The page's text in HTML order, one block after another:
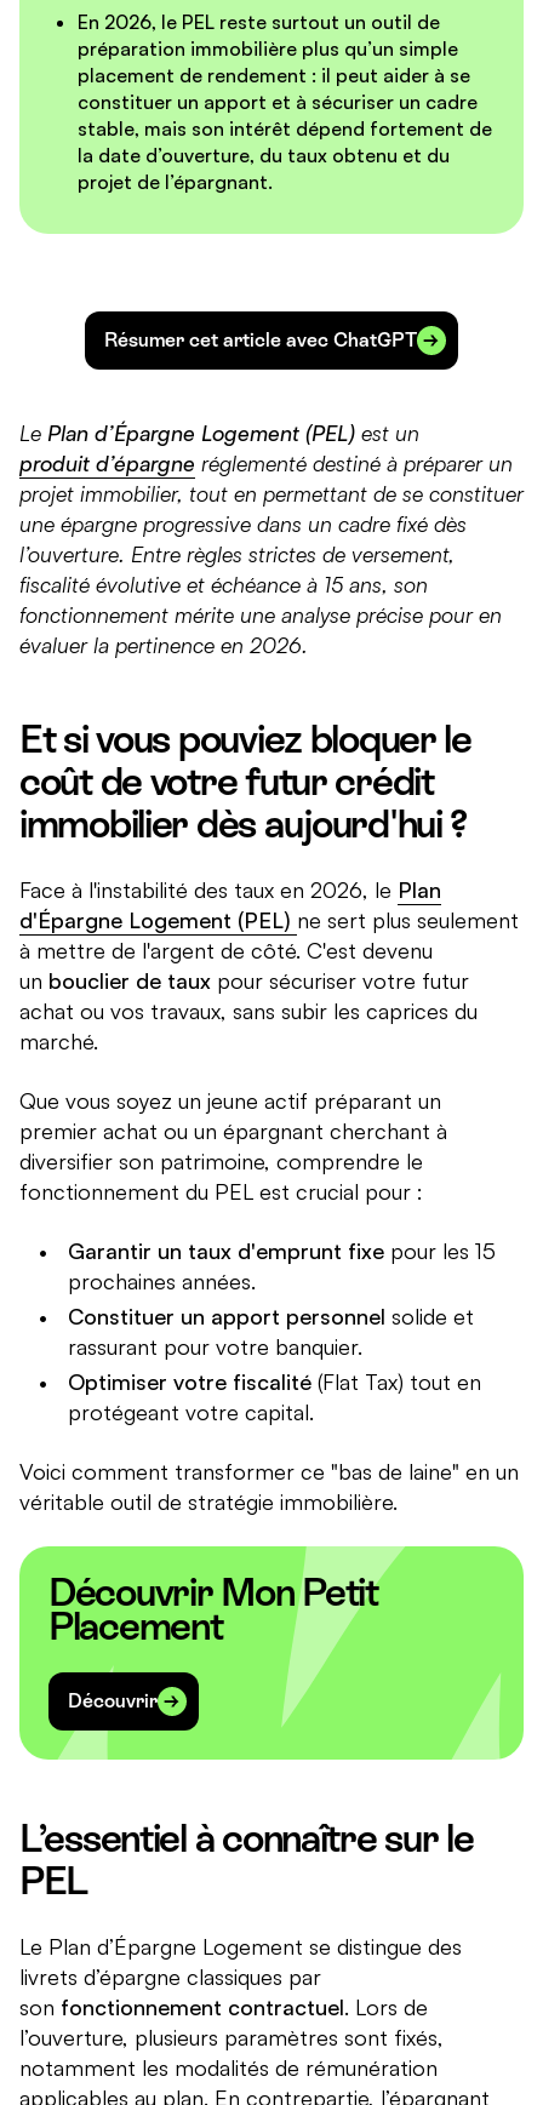
En 2026, le PEL reste surtout un outil de
préparation immobilière plus qu’un simple
placement de rendement : il peut aider à se
constituer un apport et à sécuriser un cadre
stable, mais son intérêt dépend fortement de
la date d’ouverture, du taux obtenu et du
projet de l’épargnant.
Résumer cet article avec ChatGPT
Le Plan d’Épargne Logement (PEL) est un
produit d’épargne réglementé destiné à préparer un
projet immobilier, tout en permettant de se constituer
une épargne progressive dans un cadre fixé dès
l’ouverture. Entre règles strictes de versement,
fiscalité évolutive et échéance à 15 ans, son
fonctionnement mérite une analyse précise pour en
évaluer la pertinence en 2026.
Et si vous pouviez bloquer le
coût de votre futur crédit
immobilier dès aujourd'hui ?
Face à l'instabilité des taux en 2026, le Plan
d'Épargne Logement (PEL) ne sert plus seulement
à mettre de l'argent de côté. C'est devenu
un bouclier de taux pour sécuriser votre futur
achat ou vos travaux, sans subir les caprices du
marché.
Que vous soyez un jeune actif préparant un
premier achat ou un épargnant cherchant à
diversifier son patrimoine, comprendre le
fonctionnement du PEL est crucial pour :
Garantir un taux d'emprunt fixe pour les 15
prochaines années.
Constituer un apport personnel solide et
rassurant pour votre banquier.
Optimiser votre fiscalité (Flat Tax) tout en
protégeant votre capital.
Voici comment transformer ce "bas de laine" en un
véritable outil de stratégie immobilière.
Découvrir Mon Petit
Placement
Découvrir
L’essentiel à connaître sur le
PEL
Le Plan d’Épargne Logement se distingue des
livrets d’épargne classiques par
son fonctionnement contractuel. Lors de
l’ouverture, plusieurs paramètres sont fixés,
notamment les modalités de rémunération
applicables au plan. En contrepartie, l’épargnant